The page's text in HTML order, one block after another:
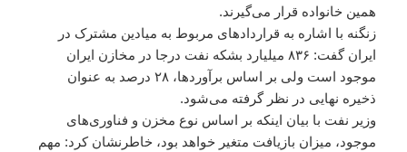
همین خانواده قرار می‌گیرند.
زنگنه با اشاره به قراردادهای مربوط به میادین مشترک در
ایران گفت: ۸۳۶ میلیارد بشکه نفت درجا در مخازن ایران
موجود است ولی بر اساس برآوردها، ۲۸ درصد به عنوان
ذخیره نهایی در نظر گرفته می‌شود.
وزیر نفت با بیان اینکه بر اساس نوع مخزن و فناوری‌های
موجود، میزان بازیافت متغیر خواهد بود، خاطرنشان کرد: مهم